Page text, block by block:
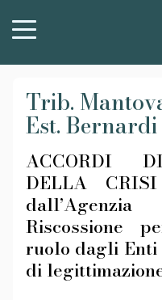
Trib.
Est. Bernardi
ACCORDI
DELLA
Riscossione
ruolo dagli Enti
di